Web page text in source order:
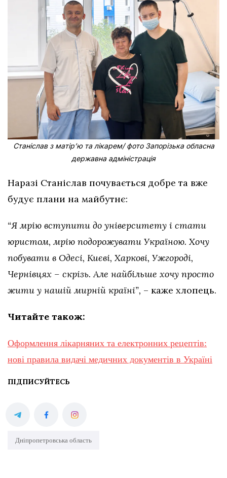
Станіслав з матірʼю та лікарем/ фото Запорізька обласна
державна адміністрація
Наразі Станіслав почувається добре та вже
будує плани на майбутнє:
“Я мрію вступити до університету і стати
юристом, мрію подорожувати Україною. Хочу
побувати в Одесі, Києві, Харкові, Ужгороді,
Чернівцях – скрізь. Але найбільше хочу просто
жити у нашій мирній країні”, – каже хлопець.
Читайте також:
Оформлення лікарняних та електронних рецептів:
нові правила видачі медичних документів в Україні
ПІДПИСУЙТЕСЬ
Дніпропетровська область